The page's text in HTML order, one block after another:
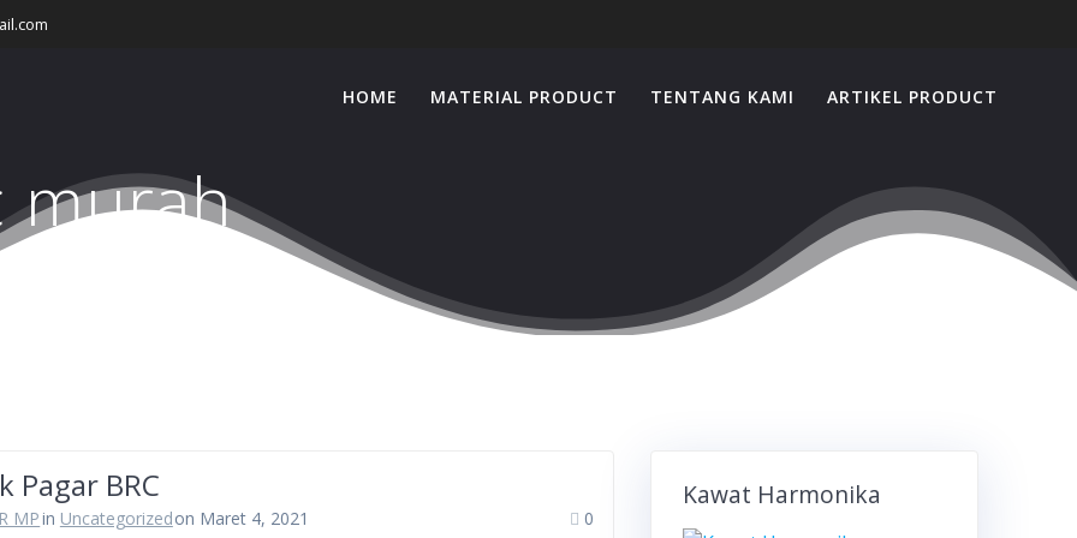
HOME MATERIAL PRODUCT TENTANG KAMI ARTIKEL PRODUCT
murah
Pagar BRC
MPin Uncategorizedon Maret 4, 2021 0
Kawat Harmonika